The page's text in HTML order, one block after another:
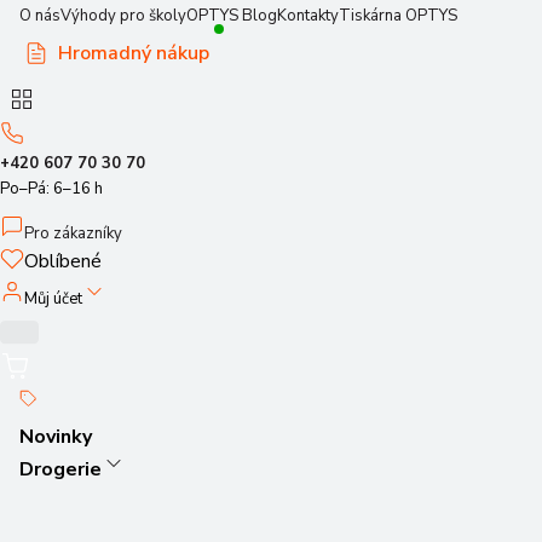
O násVýhody pro školyOPTYS BlogKontaktyTiskárna OPTYS
Hromadný nákup
+420 607 70 30 70
Po–Pá: 6–16 h
Pro zákazníky
Oblíbené
Můj účet
Novinky
Drogerie